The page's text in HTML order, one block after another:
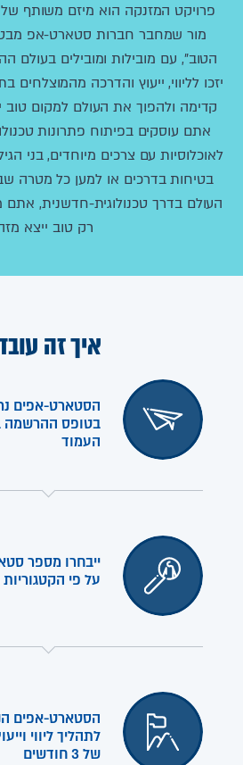
פרויקט המזנקה הוא מיזם משותף
מור שמחבר חברות סטארט-אפ
הטוב", עם מובילות ומובילים בעולם
יזכו לליווי, ייעוץ והדרכה
קדימה ולהפוך את העולם למקום
אתם עוסקים בפיתוח פתרונות
לאוכלוסיות עם צרכים מיוחדים, בני
בטיחות בדרכים או למען כל מטרה
העולם בדרך טכנולוגית-חדשנית, אתם
רק טוב ייצא
איך זה
הסטארט-אפים
בטופס ההרשמה
העמוד
ייבחרו מספר
על פי
הסטארט-אפים
לתהליך ליווי
של 3 חודשים